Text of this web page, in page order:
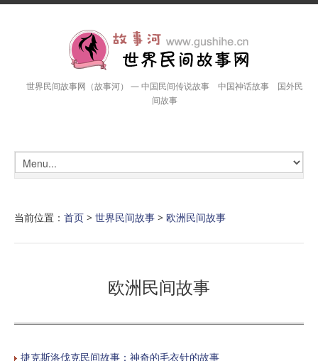
世界民间故事网（故事河） — 中国民间传说故事 中国神话故事 国外民
间故事
当前位置： 首页 > 世界民间故事 > 欧洲民间故事
欧洲民间故事
捷克斯洛伐克民间故事：神奇的毛衣针的故事